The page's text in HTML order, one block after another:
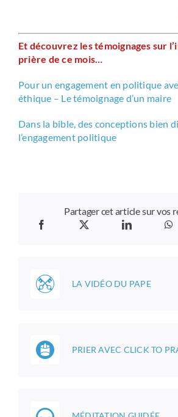
Et découvrez les témoignages sur
prière de ce mois…
Pour un engagement en politique
éthique – Le témoignage d’un maire
Dans la bible, des conceptions bien
l’engagement politique
Partager cet article sur vos
LA VIDÉO DU PAPE
PRIER AVEC CLICK TO